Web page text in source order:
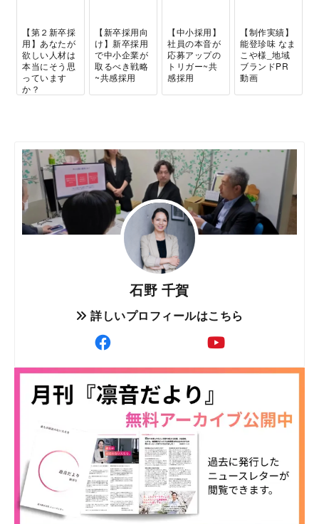
【第２新卒採
用】あなたが
欲しい人材は
本当にそう思
っています
か？
【新卒採用向
け】新卒採用
で中小企業が
取るべき戦略
~共感採用
【中小採用】
社員の本音が
応募アップの
トリガー~共
感採用
【制作実績】
能登珍味 なま
こや様_地域
ブランドPR
動画
石野 千賀
詳しいプロフィールはこちら